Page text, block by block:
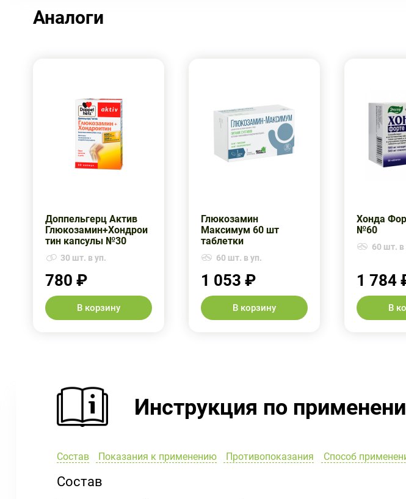
Аналоги
Доппельгерц Актив
Глюкозамин+Хондрои
тин капсулы №30
30 шт. в уп.
780 ₽
В корзину
Глюкозамин
Максимум 60 шт
таблетки
60 шт. в уп.
1 053 ₽
В корзину
Хонда
№60
60 шт. в
1 784
В
Инструкция по
Состав Показания к применению Противопоказания Способ
Состав